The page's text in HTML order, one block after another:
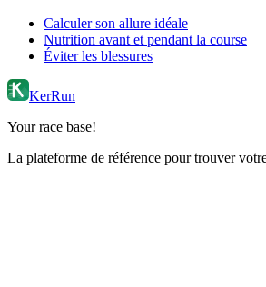
Calculer son allure idéale
Nutrition avant et pendant la course
Éviter les blessures
KerRun
Your race base!
La plateforme de référence pour trouver